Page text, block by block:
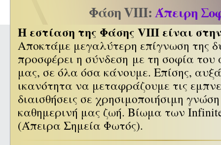
Φάση VIII:Άπειρη
Η εστίαση της Φάσης VIII είναι
Αποκτάμε μεγαλύτερη επίγνωση της
προσφέρει η σύνδεση με τη σοφία του
μας, σε όλα όσα κάνουμε. Επίσης,
ικανότητα να μεταφράζουμε τις
διαισθήσεις σε χρησιμοποιήσιμη
καθημερινή μας ζωή. Βίωμα των
(Άπειρα Σημεία Φωτός).